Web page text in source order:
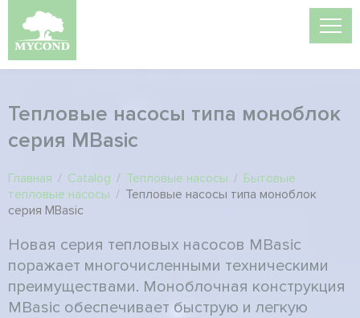
Тепловые насосы типа моноблок
серия MBasic
Главная / Catalog / Тепловые насосы / Бытовые
тепловые насосы / Тепловые насосы типа моноблок
серия MBasic
Новая серия тепловых насосов MBasic
поражает многочисленными техническими
преимуществами. Моноблочная конструкция
MBasic обеспечивает быструю и легкую